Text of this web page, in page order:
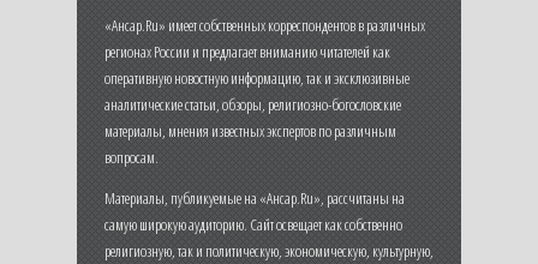
«Ансар.Ru» имеет собственных корреспондентов в различных
регионах России и предлагает вниманию читателей как
оперативную новостную информацию, так и эксклюзивные
аналитические статьи, обзоры, религиозно-богословские
материалы, мнения известных экспертов по различным
вопросам.
Материалы, публикуемые на «Ансар.Ru», рассчитаны на
самую широкую аудиторию. Сайт освещает как собственно
религиозную, так и политическую, экономическую, культурную,